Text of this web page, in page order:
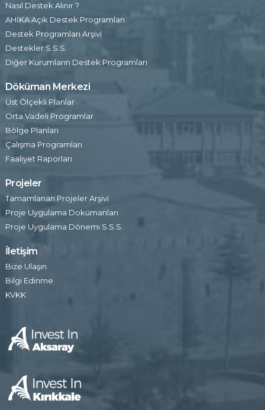
Nasıl Destek Alınır ?
AHİKA Açık Destek Programları
Destek Programları Arşivi
Destekler S.S.S.
Diğer Kurumların Destek Programları
Döküman Merkezi
Üst Ölçekli Planlar
Orta Vadeli Programlar
Bölge Planları
Çalışma Programları
Faaliyet Raporları
Projeler
Tamamlanan Projeler Arşivi
Proje Uygulama Dokümanları
Proje Uygulama Dönemi S.S.S.
İletişim
Bize Ulaşın
Bilgi Edinme
KVKK